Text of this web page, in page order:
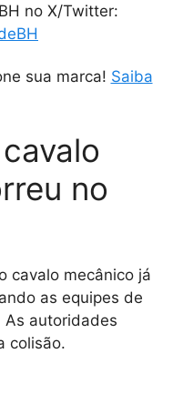
no X/Twitter:
sua marca! Saiba
no
cavalo mecânico já
as equipes de
As autoridades
colisão.